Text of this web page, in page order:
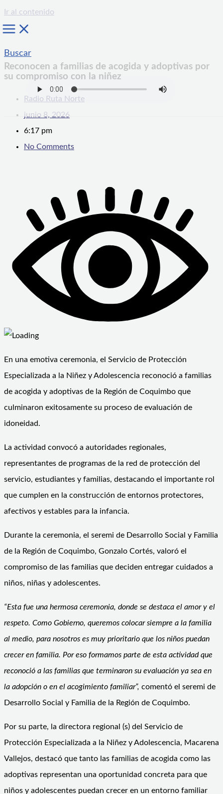
Ir al contenido
Buscar
Reconocen a familias de acogida y adoptivas por
su compromiso con la niñez
Radio Ruta Norte
junio 8, 2026
6:17 pm
No Comments
En una emotiva ceremonia, el Servicio de Protección
Especializada a la Niñez y Adolescencia reconoció a familias
de acogida y adoptivas de la Región de Coquimbo que
culminaron exitosamente su proceso de evaluación de
idoneidad.
La actividad convocó a autoridades regionales,
representantes de programas de la red de protección del
servicio, estudiantes y familias, destacando el importante rol
que cumplen en la construcción de entornos protectores,
afectivos y estables para la infancia.
Durante la ceremonia, el seremi de Desarrollo Social y Familia
de la Región de Coquimbo, Gonzalo Cortés, valoró el
compromiso de las familias que deciden entregar cuidados a
niños, niñas y adolescentes.
“Esta fue una hermosa ceremonia, donde se destaca el amor y el
respeto. Como Gobierno, queremos colocar siempre a la familia
al medio, para nosotros es muy prioritario que los niños puedan
crecer en familia. Por eso formamos parte de esta actividad que
reconoció a las familias que terminaron su evaluación ya sea en
la adopción o en el acogimiento familiar”, comentó el seremi de
Desarrollo Social y Familia de la Región de Coquimbo.
Por su parte, la directora regional (s) del Servicio de
Protección Especializada a la Niñez y Adolescencia, Macarena
Vallejos, destacó que tanto las familias de acogida como las
adoptivas representan una oportunidad concreta para que
niños y adolescentes puedan crecer en un entorno familiar